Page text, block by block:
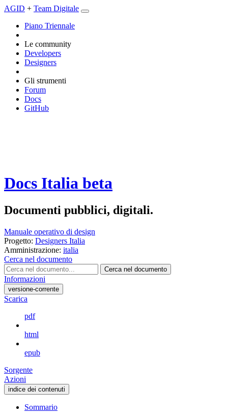
AGID + Team Digitale
Piano Triennale
Le community
Developers
Designers
Gli strumenti
Forum
Docs
GitHub
Docs Italia beta
Documenti pubblici, digitali.
Manuale operativo di design
Progetto: Designers Italia
Amministrazione: italia
Cerca nel documento
Cerca nel documento
Informazioni
versione-corrente
Scarica
pdf
html
epub
Sorgente
Azioni
indice dei contenuti
Sommario